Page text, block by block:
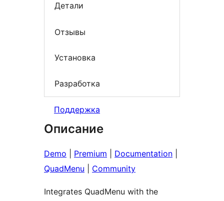
Детали
Отзывы
Установка
Разработка
Поддержка
Описание
Demo Premium Documentation
QuadMenu
Community
Integrates QuadMenu with the